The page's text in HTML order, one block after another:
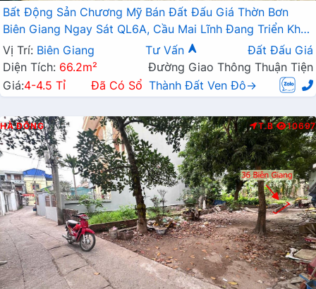
Bất Động Sản Chương Mỹ Bán Đất Đấu Giá Thờn Bơn
Biên Giang Ngay Sát QL6A, Cầu Mai Lĩnh Đang Triển Khai
Mở Rộng
Vị Trí: Biên Giang Tư Vấn
Đất Đấu Giá
Diện Tích: 66.2m²
Đường Giao Thông Thuận Tiện
Giá:4-4.5 Tỉ Đã Có Sổ Thành Đất Ven Đô→
HÀ ĐÔNG T.B 10697